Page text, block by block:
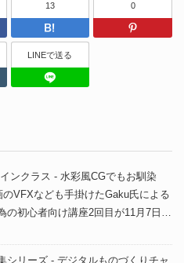
Facebook
13
はてなブッ
0
Tumblr
LINEで送る
ンクラス - 水彩風CGでもお馴染
VFXなども手掛けたGaku氏による
の初心者向け講座2回目が11月7日
シリーズ - デジタルものづくりチャ